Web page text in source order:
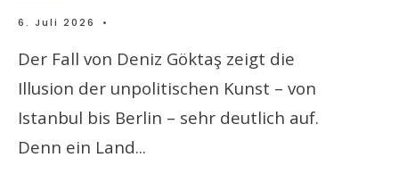
6. Juli 2026 •
Der Fall von Deniz Göktaş zeigt die
Illusion der unpolitischen Kunst – von
Istanbul bis Berlin – sehr deutlich auf.
Denn ein Land...